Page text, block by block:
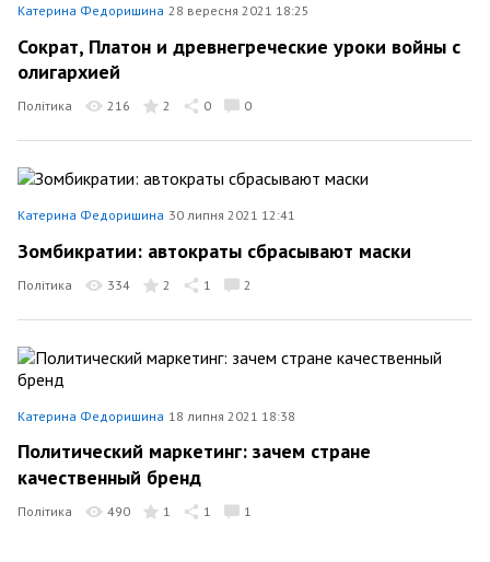
Катерина Федоришина 28 вересня 2021 18:25
Сократ, Платон и древнегреческие уроки войны с
олигархией
Політика 216 2 0 0
Катерина Федоришина 30 липня 2021 12:41
Зомбикратии: автократы сбрасывают маски
Політика 334 2 1 2
Катерина Федоришина 18 липня 2021 18:38
Политический маркетинг: зачем стране
качественный бренд
Політика 490 1 1 1